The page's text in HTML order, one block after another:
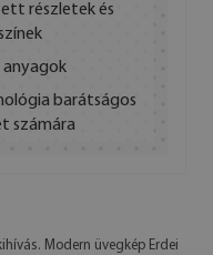
részletek és
anyagok
barátságos
számára
Modern üvegkép Erdei